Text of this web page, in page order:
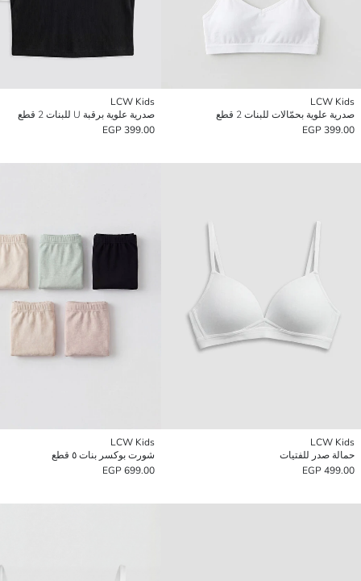
LCW Kids
صدرية علوية بحمّالات للبنات 2 قطع
399.00 EGP
LCW Kids
صدرية علوية برقبة U للبنات 2 قطع
399.00 EGP
LCW Kids
حمالة صدر للفتيات
499.00 EGP
LCW Kids
شورت بوكسر بنات ٥ قطع
699.00 EGP